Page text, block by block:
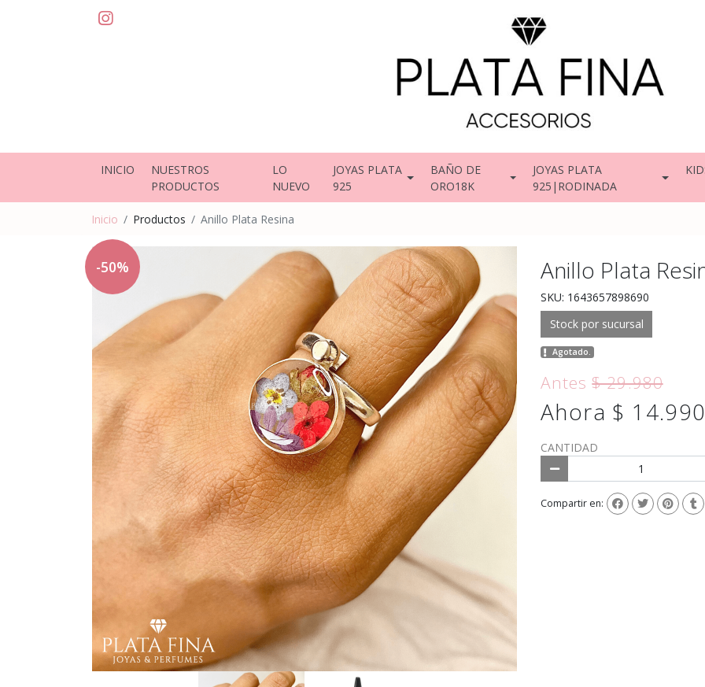
INICIO
NUESTROS
PRODUCTOS
LO
NUEVO
JOYAS PLATA
925
BAÑO DE
ORO18K
JOYAS PLATA
925|RODINADA
Inicio Productos Anillo Plata Resina
-50% Anillo Plata
SKU: 1643657898690
Stock por sucursal
Agotado.
Antes$ 29.980
Ahora $ 14.990
CANTIDAD
Compartir en: